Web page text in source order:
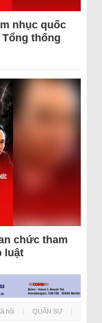
nhục quốc
thống
chức tham
luật
hội QUÂN SỰ